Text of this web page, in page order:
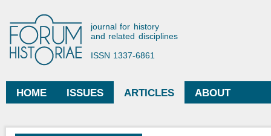
Forum Historiae
journal for history
and related disciplines
ISSN 1337-6861
Main menu
HOME ISSUES ARTICLES ABOUT